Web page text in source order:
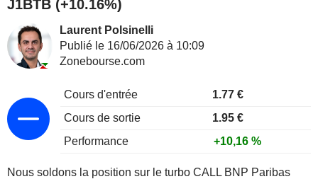
J1BTB (+10.16%)
Laurent Polsinelli
Publié le 16/06/2026 à 10:09
Zonebourse.com
Cours d'entrée
1.77 €
Cours de sortie
1.95 €
Performance
+10,16 %
Nous soldons la position sur le turbo CALL BNP Paribas